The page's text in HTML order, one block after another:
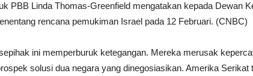
PBB Linda Thomas-Greenfield mengatakan kepada Dewan
rencana pemukiman Israel pada 12 Februari. (CNBC)
ini memperburuk ketegangan. Mereka merusak
solusi dua negara yang dinegosiasikan. Amerika Serikat